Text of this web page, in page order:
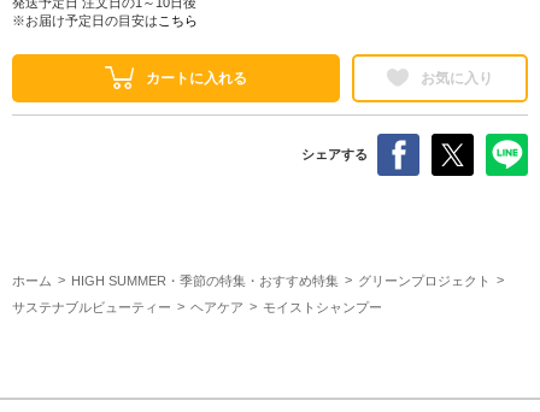
※お届け予定日の目安は こちら
カートに入れる お気に入り
シェアする
ホーム HIGH SUMMER・季節の特集・おすすめ特集
グリーンプロジェクト
サステナブルビューティー
ヘアケア モイストシャンプー